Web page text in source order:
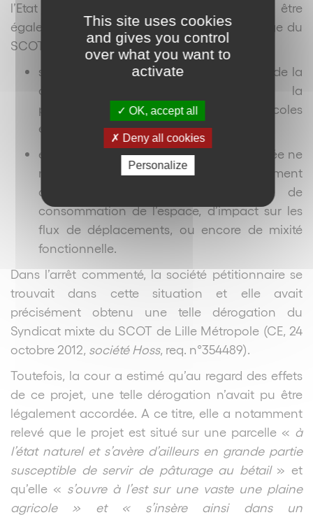
l’Etat (pour mémoire, elle pouvait avant être
également accordée l’établissement en charge du
SCOT) et à la double condition que :
sur la forme, elle soit précédée de l’avis de la
commission départementale de la
préservation des espaces naturels, agricoles
et forestiers ;
et sur le fond, que l’urbanisation envisagée ne
nuise pas à l’objectif de développement
durable, en termes, notamment, de
consommation de l’espace, d’impact sur les
flux de déplacements, ou encore de mixité
fonctionnelle.
Dans l’arrêt commenté, la société pétitionnaire se
trouvait dans cette situation et elle avait
précisément obtenu une telle dérogation du
Syndicat mixte du SCOT de Lille Métropole (CE, 24
octobre 2012, société Hoss, req. n°354489).
Toutefois, la cour a estimé qu’au regard des effets
de ce projet, une telle dérogation n’avait pu être
légalement accordée. A ce titre, elle a notamment
relevé que le projet est situé sur une parcelle « à
l’état naturel et s’avère d’ailleurs en grande partie
susceptible de servir de pâturage au bétail» et
qu’elle « s’ouvre à l’est sur une vaste une plaine
agricole » et « s’insère ainsi dans un
This site uses cookies
and gives you control
over what you want to
activate
OK, accept all
Deny all cookies
Personalize